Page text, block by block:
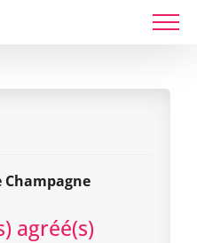
Champagne
agréé(s)